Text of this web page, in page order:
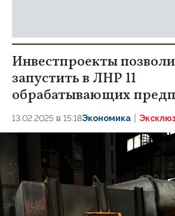
Инвестпроекты
запустить в ЛНР 11
обрабатывающих
13.02.2025 в 15:18Экономика